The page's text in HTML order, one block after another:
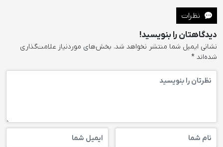
نظرات
دیدگاهتان را بنویسید!
نشانی ایمیل شما منتشر نخواهد شد. بخش‌های موردنیاز علامت‌گذاری
شده‌اند *